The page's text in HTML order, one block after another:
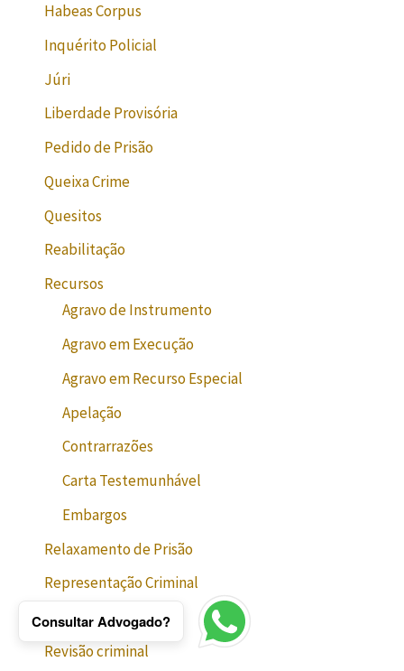
Habeas Corpus
Inquérito Policial
Júri
Liberdade Provisória
Pedido de Prisão
Queixa Crime
Quesitos
Reabilitação
Recursos
Agravo de Instrumento
Agravo em Execução
Agravo em Recurso Especial
Apelação
Contrarrazões
Carta Testemunhável
Embargos
Relaxamento de Prisão
Representação Criminal
Resposta do Acusado
Revisão criminal
Consultar Advogado?